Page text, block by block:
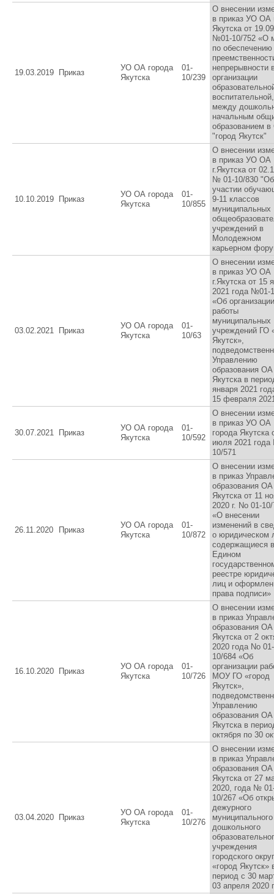
19.03.2019 Приказ
УО ОА города
Якутска
01-
10/239
О внесении
в приказ УО ОА
Якутска от
№01-10/752 «О
по обеспечению
непрерывности
организации
между
начальным
образованием
"город Якутск"
10.10.2019 Приказ
УО ОА города
Якутска
01-
10/855
О внесении
в приказ УО ОА
г.Якутска от
№ 01-10/830 "Об
участии
9-11 классов
муниципальных
учреждений в
Молодежном
карьерном
03.02.2021 Приказ
УО ОА города
Якутска
01-
10/63
О внесении
в приказ УО ОА
г.Якутска от 15
2021 года №01-
«Об организации
работы
муниципальных
учреждений ГО
Якутск»,
Управлению
образования ОА
Якутска в
января 2021
15 февраля
30.07.2021 Приказ
УО ОА города
Якутска
01-
10/592
О внесении
в приказ УО ОА
города Якутска
июля 2021
10/571
26.11.2020 Приказ
УО ОА города
Якутска
01-
10/872
О внесении
в приказ
образования ОА
Якутска от 11
2020 г. No 01-
«О внесении
изменений в
о юридическом
содержащиеся в
Едином
реестре
лиц и
права подписи»
16.10.2020 Приказ
УО ОА города
Якутска
01-
10/726
О внесении
в приказ
образования ОА
Якутска от 2
2020 года No 01-
10/684 «Об
организации
МОУ ГО «город
Якутск»,
Управлению
образования ОА
Якутска в
октября по 30
03.04.2020 Приказ
УО ОА города
Якутска
01-
10/276
О внесении
в приказ
образования ОА
Якутска от 27
2020, года №
10/267 «Об
дежурного
муниципального
дошкольного
учреждения
городского
«город Якутск»
период с 30
03 апреля 2020